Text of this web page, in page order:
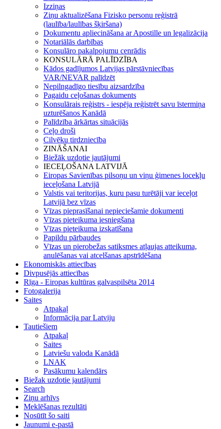
Izziņas
Ziņu aktualizēšana Fizisko personu reģistrā
(laulība/laulības šķiršana)
Dokumentu apliecināšana ar Apostille un legalizācija
Notariālās darbības
Konsulāro pakalpojumu cenrādis
KONSULĀRĀ PALĪDZĪBA
Kādos gadījumos Latvijas pārstāvniecības
VAR/NEVAR palīdzēt
Nepilngadīgo tiesību aizsardzība
Pagaidu ceļošanas dokuments
Konsulārais reģistrs - iespēja reģistrēt savu īstermiņa
uzturēšanos Kanādā
Palīdzība ārkārtas situācijās
Ceļo droši
Cilvēku tirdzniecība
ZINĀŠANAI
Biežāk uzdotie jautājumi
IECEĻOŠANA LATVIJĀ
Eiropas Savienības pilsoņu un viņu ģimenes locekļu
ieceļošana Latvijā
Valstis vai teritorijas, kuru pasu turētāji var ieceļot
Latvijā bez vīzas
Vīzas pieprasīšanai nepieciešamie dokumenti
Vīzas pieteikuma iesniegšana
Vīzas pieteikuma izskatīšana
Papildu pārbaudes
Vīzas un pierobežas satiksmes atļaujas atteikuma,
anulēšanas vai atcelšanas apstrīdēšana
Ekonomiskās attiecības
Divpusējās attiecības
Rīga - Eiropas kultūras galvaspilsēta 2014
Fotogalerija
Saites
Atpakaļ
Informācija par Latviju
Tautiešiem
Atpakaļ
Saites
Latviešu valoda Kanādā
LNAK
Pasākumu kalendārs
Biežak uzdotie jautājumi
Search
Ziņu arhīvs
Meklēšanas rezultāti
Nosūtīt šo saiti
Jaunumi e-pastā